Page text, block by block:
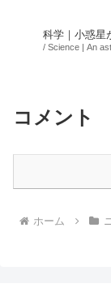
科学｜小惑星
/ Science | An
コメント
ホーム